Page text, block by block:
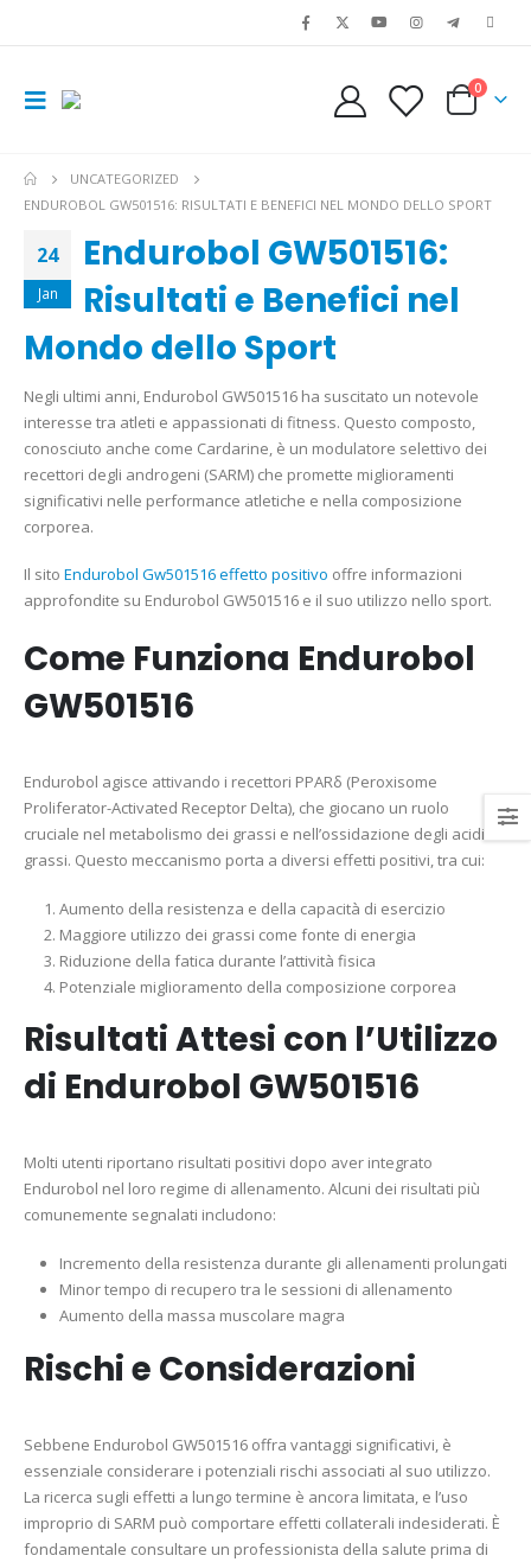
0
UNCATEGORIZED
ENDUROBOL GW501516: RISULTATI E BENEFICI NEL MONDO DELLO SPORT
24
Jan
Endurobol GW501516:
Risultati e Benefici nel
Mondo dello Sport
Negli ultimi anni, Endurobol GW501516 ha suscitato un notevole
interesse tra atleti e appassionati di fitness. Questo composto,
conosciuto anche come Cardarine, è un modulatore selettivo dei
recettori degli androgeni (SARM) che promette miglioramenti
significativi nelle performance atletiche e nella composizione
corporea.
Il sito Endurobol Gw501516 effetto positivo offre informazioni
approfondite su Endurobol GW501516 e il suo utilizzo nello sport.
Come Funziona Endurobol
GW501516
Endurobol agisce attivando i recettori PPARδ (Peroxisome
Proliferator-Activated Receptor Delta), che giocano un ruolo
cruciale nel metabolismo dei grassi e nell’ossidazione degli acidi
grassi. Questo meccanismo porta a diversi effetti positivi, tra cui:
Aumento della resistenza e della capacità di esercizio
Maggiore utilizzo dei grassi come fonte di energia
Riduzione della fatica durante l’attività fisica
Potenziale miglioramento della composizione corporea
Risultati Attesi con l’Utilizzo
di Endurobol GW501516
Molti utenti riportano risultati positivi dopo aver integrato
Endurobol nel loro regime di allenamento. Alcuni dei risultati più
comunemente segnalati includono:
Incremento della resistenza durante gli allenamenti prolungati
Minor tempo di recupero tra le sessioni di allenamento
Aumento della massa muscolare magra
Rischi e Considerazioni
Sebbene Endurobol GW501516 offra vantaggi significativi, è
essenziale considerare i potenziali rischi associati al suo utilizzo.
La ricerca sugli effetti a lungo termine è ancora limitata, e l’uso
improprio di SARM può comportare effetti collaterali indesiderati. È
fondamentale consultare un professionista della salute prima di